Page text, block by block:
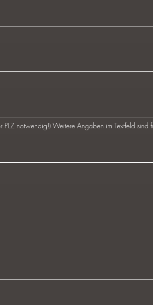
notwendig!) Weitere Angaben im Textfeld sind